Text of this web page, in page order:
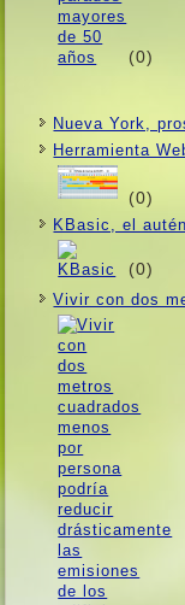
(0)
Nueva York,
Herramienta
(0)
KBasic, el
(0)
Vivir con dos